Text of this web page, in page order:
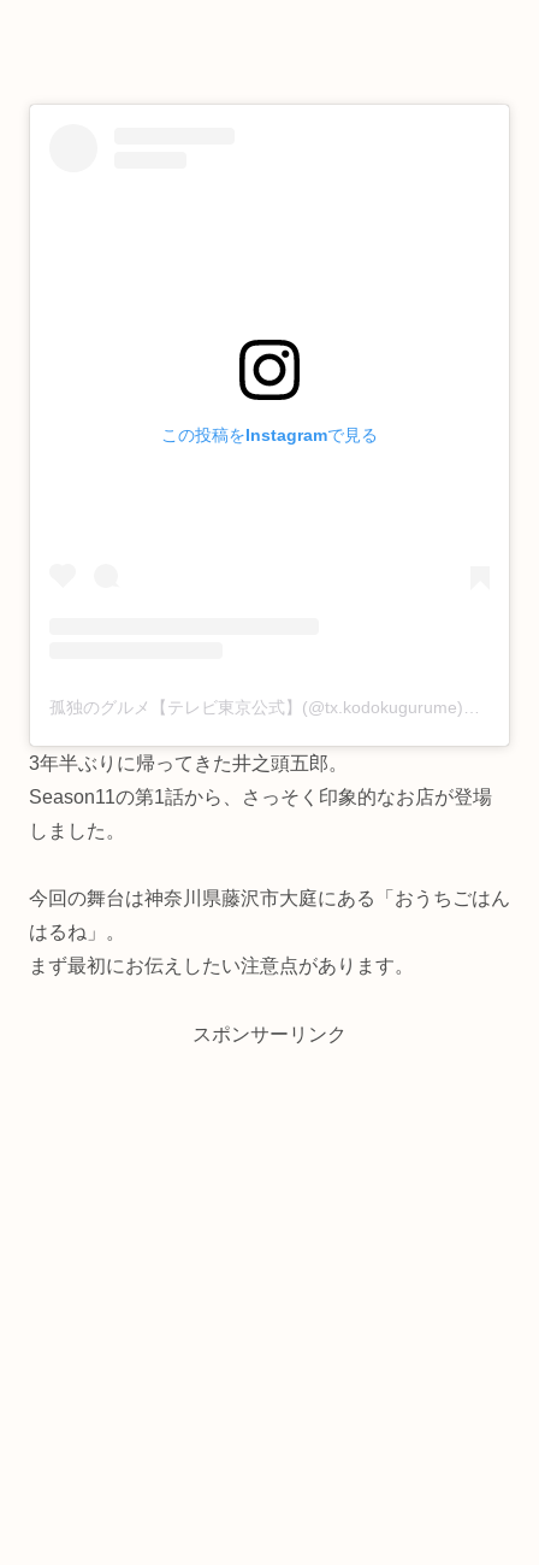
この投稿をInstagramで見る
3年半ぶりに帰ってきた井之頭五郎。
Season11の第1話から、さっそく印象的なお店が登場
しました。
今回の舞台は神奈川県藤沢市大庭にある「おうちごはん
はるね」。
まず最初にお伝えしたい注意点があります。
スポンサーリンク